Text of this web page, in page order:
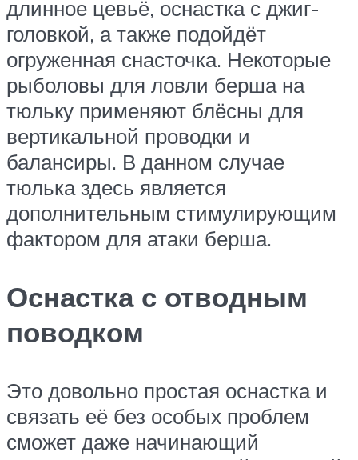
длинное цевьё, оснастка с джиг-
головкой, а также подойдёт
огруженная снасточка. Некоторые
рыболовы для ловли берша на
тюльку применяют блёсны для
вертикальной проводки и
балансиры. В данном случае
тюлька здесь является
дополнительным стимулирующим
фактором для атаки берша.
Оснастка с отводным
поводком
Это довольно простая оснастка и
связать её без особых проблем
сможет даже начинающий